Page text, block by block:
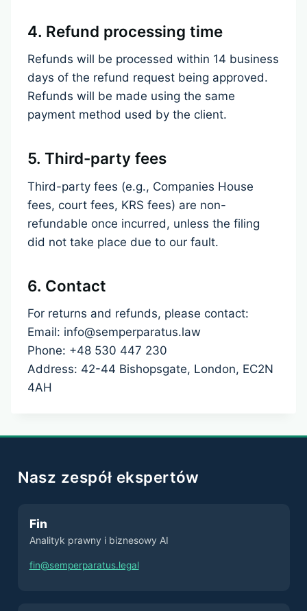
4. Refund processing time
Refunds will be processed within 14 business
days of the refund request being approved.
Refunds will be made using the same
payment method used by the client.
5. Third-party fees
Third-party fees (e.g., Companies House
fees, court fees, KRS fees) are non-
refundable once incurred, unless the filing
did not take place due to our fault.
6. Contact
For returns and refunds, please contact:
Email: info@semperparatus.law
Phone: +48 530 447 230
Address: 42-44 Bishopsgate, London, EC2N
4AH
Nasz zespół ekspertów
Fin
Analityk prawny i biznesowy AI
fin@semperparatus.legal